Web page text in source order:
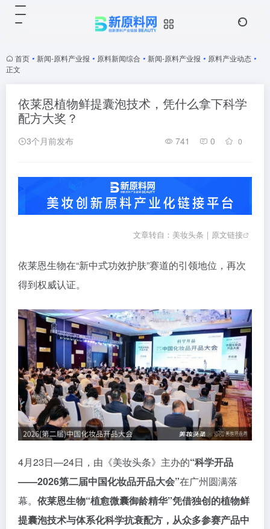
首页 • 新闻-原料产业报 • 原料新闻综合 • 新闻-原料产业报 • 原料产业动态 •
正文
依莱恩植物鲜提囊泡技术，凭什么拿下科学
配方大奖？
3个月前发布 741 0 0
文章转自：美妆头条｜ 原文链接
依莱恩生物在“新中式功效护肤”赛道的引领地位，再次
得到权威认证。
4月23日—24日，由《美妆头条》主办的“科学开品
——2026第二届中国化妆品开品大会”在广州圆满落
幕。 依莱恩生物“植愈微囊御龄精华”凭借独创的植物鲜
提囊泡技术与体系化科学抗衰配方，从众多参赛产品中